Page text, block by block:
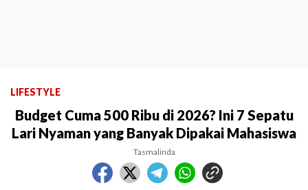
LIFESTYLE
Budget Cuma 500 Ribu di 2026? Ini 7 Sepatu
Lari Nyaman yang Banyak Dipakai Mahasiswa
Tasmalinda